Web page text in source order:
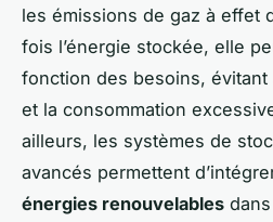
les émissions de gaz à effet
fois l’énergie stockée, elle
fonction des besoins,
et la consommation
ailleurs, les systèmes de
avancés permettent
énergies renouvelables